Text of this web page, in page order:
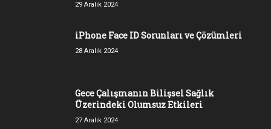
29 Aralık 2024
iPhone Face ID Sorunları ve Çözümleri
28 Aralık 2024
Gece Çalışmanın Bilişsel Sağlık
Üzerindeki Olumsuz Etkileri
27 Aralık 2024